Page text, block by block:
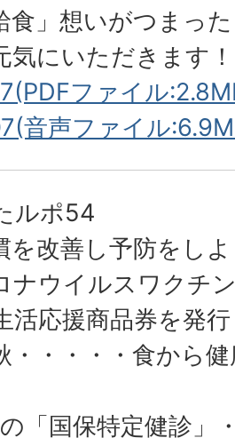
食」想いがつまっ
気にいただきます！
ファイル
音声ファイル
ルポ54
を改善し予防をし
ナウイルスワクチ
活応援商品券を発
・・・・・食から
「国保特定健診」